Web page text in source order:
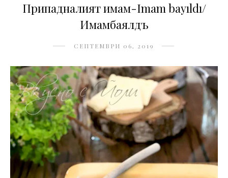
Припадналият имам-Imam bayıldı/
Имамбаялдъ
СЕПТЕМВРИ 06, 2019